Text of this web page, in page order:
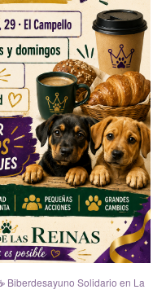
Biberdesayuno Solidario en La